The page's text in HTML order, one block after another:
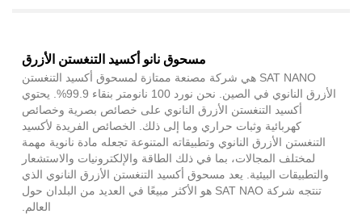
مسحوق نانو أكسيد التنغستن الأزرق
SAT NANO هي شركة مصنعة ممتازة لمسحوق أكسيد التنغستن
الأزرق النانوي في الصين. نحن نورد 100 نانومتر بنقاء 99.9%. يحتوي
أكسيد التنغستن الأزرق النانوي على خصائص بصرية وخصائص
كهربائية وثبات حراري وما إلى ذلك. الخصائص الفريدة لأكسيد
التنغستن الأزرق النانوي وتطبيقاته المتنوعة تجعله مادة نانوية مهمة
لمختلف المجالات، بما في ذلك الطاقة والإلكترونيات والاستشعار
والتطبيقات البيئية. يعد مسحوق أكسيد التنغستن الأزرق النانوي الذي
تنتجه شركة SAT NAO هو الأكثر مبيعًا في العديد من البلدان حول
العالم.